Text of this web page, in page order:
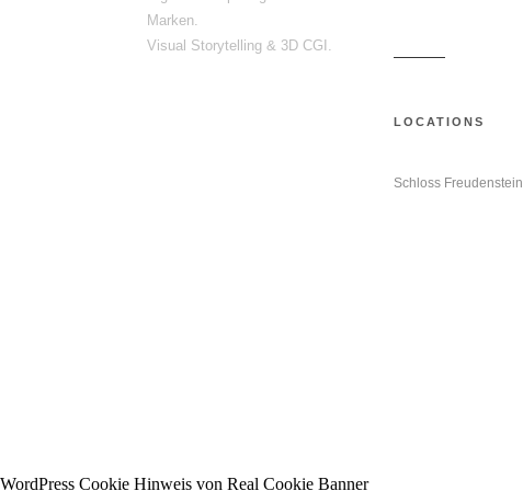
Marken.
Visual Storytelling & 3D CGI.
LOCATIONS
Schloss Freudenstein
WordPress Cookie Hinweis von Real Cookie Banner